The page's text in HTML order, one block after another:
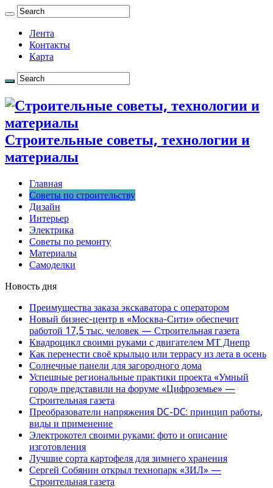
Лента
Контакты
Карта
Строительные советы, технологии и
материалы
Главная
Советы по строительству
Дизайн
Интерьер
Электрика
Советы по ремонту
Материалы
Самоделки
Новость дня
Преимущества заказа экскаватора с оператором
Новый бизнес-центр в «Москва-Сити» обеспечит
работой 17,5 тыс. человек — Строительная газета
Квадроцикл своими руками с двигателем МТ Днепр
Как перенести своё крыльцо или террасу из лета в осень
Солнечные панели для загородного дома
Успешные региональные практики проекта «Умный
город» представили на форуме «Цифроземье» —
Строительная газета
Преобразователи напряжения DC-DC: принцип работы,
виды и применение
Электрокотел своими руками: фото и описание
изготовления
Лучшие сорта картофеля для зимнего хранения
Сергей Собянин открыл технопарк «ЗИЛ» —
Строительная газета